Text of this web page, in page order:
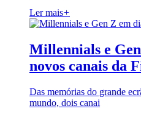
Ler mais+
Millennials e
novos canais da
Das memórias do grande
mundo, dois canai